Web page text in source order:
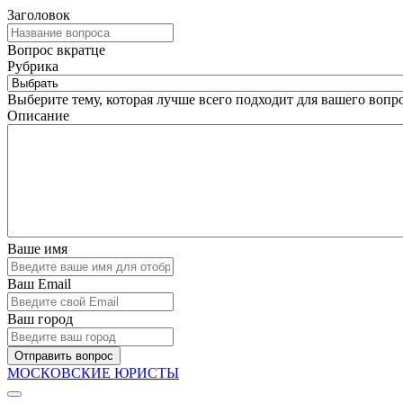
Заголовок
Вопрос вкратце
Рубрика
Выберите тему, которая лучше всего подходит для вашего
Описание
Ваше имя
Ваш Email
Ваш город
Отправить вопрос
МОСКОВСКИЕ ЮРИСТЫ